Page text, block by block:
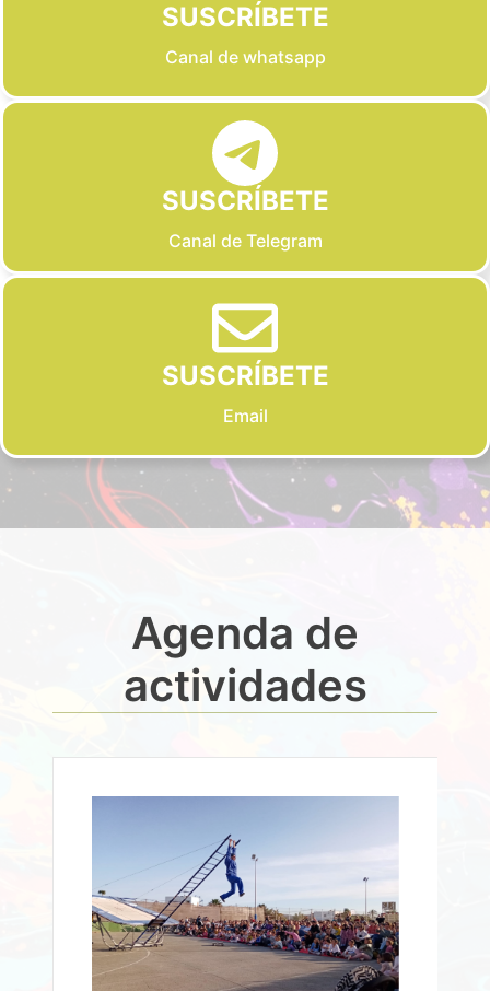
SUSCRÍBETE
Canal de whatsapp
SUSCRÍBETE
Canal de Telegram
SUSCRÍBETE
Email
Agenda de
actividades